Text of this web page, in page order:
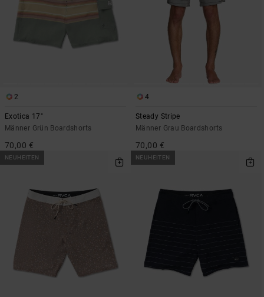
2
Exotica 17"
Männer Grün Boardshorts
70,00 €
4
Steady Stripe
Männer Grau Boardshorts
70,00 €
NEUHEITEN NEUHEITEN